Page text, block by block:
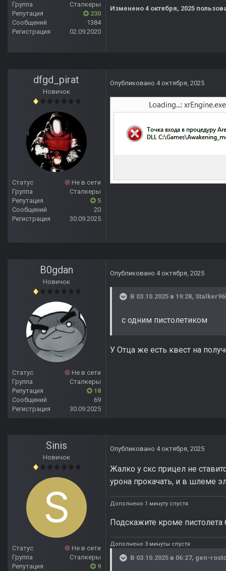
Группа
Сталкеры
Репутация
230
Сообщений
1384
Регистрация
02.09.2020
Изменено 4 октября, 2025
dfgd_pirat
Новичок
Статус
Не в сети
Группа
Сталкеры
Репутация
5
Сообщений
20
Регистрация
30.09.2025
Опубликовано 4 октября, 2025
B0gdan
Новичок
Статус
Не в сети
Группа
Сталкеры
Репутация
18
Сообщений
69
Регистрация
30.09.2025
Опубликовано 4 октября, 2025
В 03.10.2025 в 19:28,
с одним пистолетиком
У Отца же есть квест на
Sinis
Новичок
Статус
Не в сети
Группа
Сталкеры
Репутация
9
Опубликовано 4 октября, 2025
Жалко у скс прицел не
урона прокачать, и в шлеме
Дополнено 1 минуту спустя
Подскажите кроме
Дополнено 3 минуты спустя
В 03.10.2025 в 06:27, gen-